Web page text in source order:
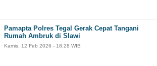
Pamapta Polres Tegal Gerak Cepat Tangani
Rumah Ambruk di Slawi
Kamis, 12 Feb 2026 - 18:28 WIB